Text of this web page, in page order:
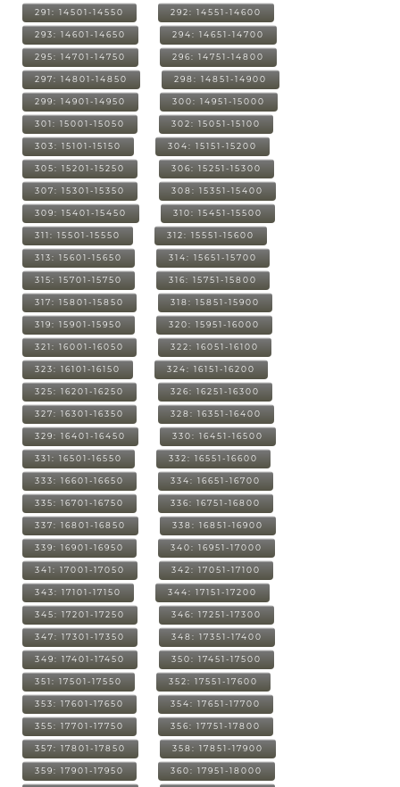
291: 14501-14550 292: 14551-14600
293: 14601-14650 294: 14651-14700
295: 14701-14750 296: 14751-14800
297: 14801-14850 298: 14851-14900
299: 14901-14950 300: 14951-15000
301: 15001-15050 302: 15051-15100
303: 15101-15150 304: 15151-15200
305: 15201-15250 306: 15251-15300
307: 15301-15350 308: 15351-15400
309: 15401-15450 310: 15451-15500
311: 15501-15550 312: 15551-15600
313: 15601-15650 314: 15651-15700
315: 15701-15750 316: 15751-15800
317: 15801-15850 318: 15851-15900
319: 15901-15950 320: 15951-16000
321: 16001-16050 322: 16051-16100
323: 16101-16150 324: 16151-16200
325: 16201-16250 326: 16251-16300
327: 16301-16350 328: 16351-16400
329: 16401-16450 330: 16451-16500
331: 16501-16550 332: 16551-16600
333: 16601-16650 334: 16651-16700
335: 16701-16750 336: 16751-16800
337: 16801-16850 338: 16851-16900
339: 16901-16950 340: 16951-17000
341: 17001-17050 342: 17051-17100
343: 17101-17150 344: 17151-17200
345: 17201-17250 346: 17251-17300
347: 17301-17350 348: 17351-17400
349: 17401-17450 350: 17451-17500
351: 17501-17550 352: 17551-17600
353: 17601-17650 354: 17651-17700
355: 17701-17750 356: 17751-17800
357: 17801-17850 358: 17851-17900
359: 17901-17950 360: 17951-18000